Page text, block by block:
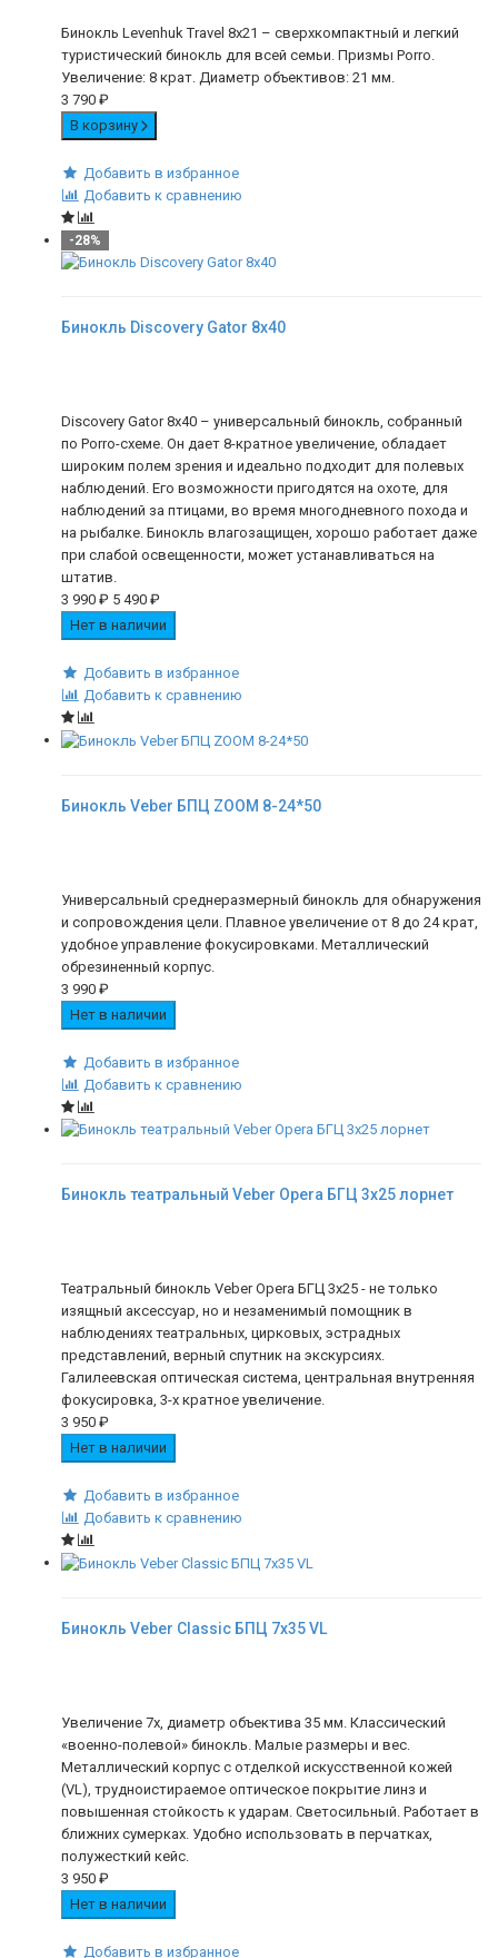
Бинокль Levenhuk Travel 8x21 – сверхкомпактный и легкий
туристический бинокль для всей семьи. Призмы Porro.
Увеличение: 8 крат. Диаметр объективов: 21 мм.
3 790 ₽
В корзину
Добавить в избранное
Добавить к сравнению
-28%
Бинокль Discovery Gator 8x40
Discovery Gator 8x40 – универсальный бинокль, собранный
по Porro-схеме. Он дает 8-кратное увеличение, обладает
широким полем зрения и идеально подходит для полевых
наблюдений. Его возможности пригодятся на охоте, для
наблюдений за птицами, во время многодневного похода и
на рыбалке. Бинокль влагозащищен, хорошо работает даже
при слабой освещенности, может устанавливаться на
штатив.
3 990 ₽ 5 490 ₽
Нет в наличии
Добавить в избранное
Добавить к сравнению
Бинокль Veber БПЦ ZOOM 8-24*50
Универсальный среднеразмерный бинокль для обнаружения
и сопровождения цели. Плавное увеличение от 8 до 24 крат,
удобное управление фокусировками. Металлический
обрезиненный корпус.
3 990 ₽
Нет в наличии
Добавить в избранное
Добавить к сравнению
Бинокль театральный Veber Opera БГЦ 3x25 лорнет
Театральный бинокль Veber Opera БГЦ 3x25 - не только
изящный аксессуар, но и незаменимый помощник в
наблюдениях театральных, цирковых, эстрадных
представлений, верный спутник на экскурсиях.
Галилеевская оптическая система, центральная внутренняя
фокусировка, 3-х кратное увеличение.
3 950 ₽
Нет в наличии
Добавить в избранное
Добавить к сравнению
Бинокль Veber Classic БПЦ 7x35 VL
Увеличение 7х, диаметр объектива 35 мм. Классический
«военно-полевой» бинокль. Малые размеры и вес.
Металлический корпус с отделкой искусственной кожей
(VL), трудноистираемое оптическое покрытие линз и
повышенная стойкость к ударам. Светосильный. Работает в
ближних сумерках. Удобно использовать в перчатках,
полужесткий кейс.
3 950 ₽
Нет в наличии
Добавить в избранное